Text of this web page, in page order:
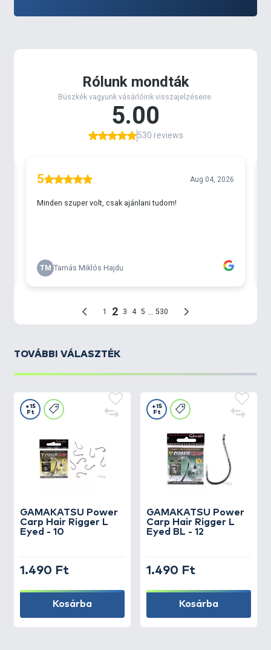
TOVÁBBI VÁLASZTÉK
GAMAKATSU Power
Carp Hair Rigger L
Eyed - 10
+15
Ft
1.490 Ft
Kosárba
GAMAKATSU Power
Carp Hair Rigger L
Eyed BL - 12
+15
Ft
1.490 Ft
Kosárba